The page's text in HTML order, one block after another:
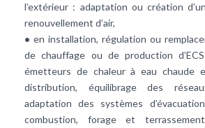
l’extérieur : adaptation ou création
renouvellement d’air,
• en installation, régulation ou
de chauffage ou de production d’ECS
émetteurs de chaleur à eau chaude
distribution, équilibrage des
adaptation des systèmes
combustion, forage et